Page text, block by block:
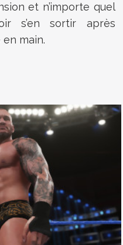
et n’importe quel
s’en sortir après
main.